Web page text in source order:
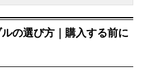
の選び方｜購入する前に